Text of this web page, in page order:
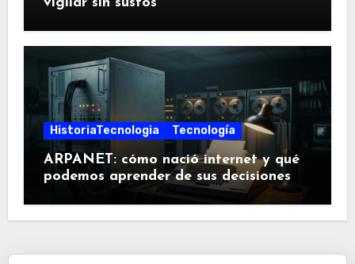
HistoriaTecnologia Tecnología
ARPANET: cómo nació internet y qué
podemos aprender de sus decisiones